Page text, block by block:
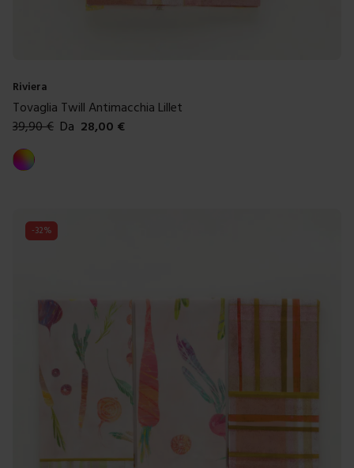
Riviera
Tovaglia Twill Antimacchia Lillet
39,90€ Da 28,00 €
Colori disponibili
Multicolore
-32%